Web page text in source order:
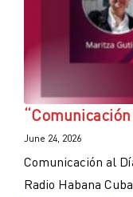
June 24, 2026
Comunicación al
Radio Habana Cuba.